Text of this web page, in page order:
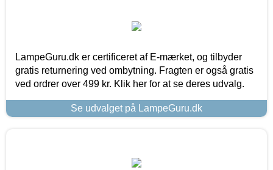
LampeGuru.dk er certificeret af E-mærket, og tilbyder
gratis returnering ved ombytning. Fragten er også gratis
ved ordrer over 499 kr. Klik her for at se deres udvalg.
Se udvalget på LampeGuru.dk